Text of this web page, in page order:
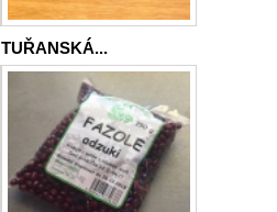
TUŘANSKÁ...